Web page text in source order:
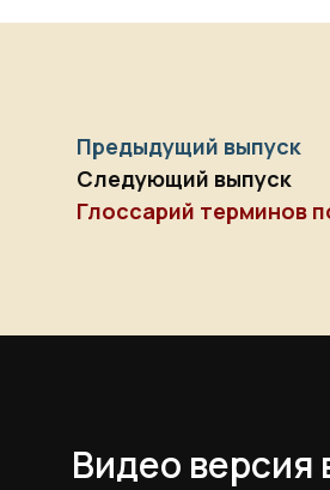
Предыдущий выпуск
Следующий выпуск
Глоссарий терминов
Видео версия